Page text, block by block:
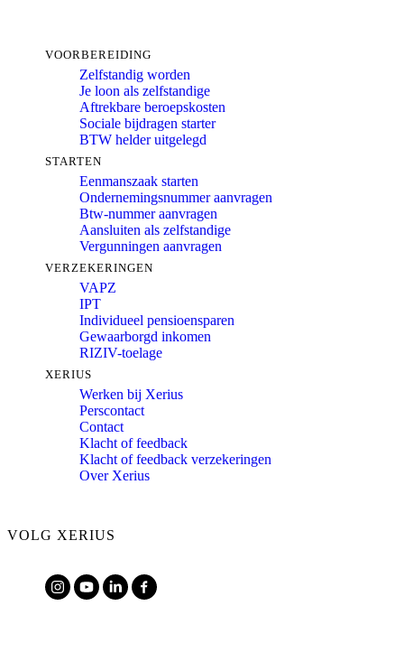
VOORBEREIDING
Zelfstandig worden
Je loon als zelfstandige
Aftrekbare beroepskosten
Sociale bijdragen starter
BTW helder uitgelegd
STARTEN
Eenmanszaak starten
Ondernemingsnummer aanvragen
Btw-nummer aanvragen
Aansluiten als zelfstandige
Vergunningen aanvragen
VERZEKERINGEN
VAPZ
IPT
Individueel pensioensparen
Gewaarborgd inkomen
RIZIV-toelage
XERIUS
Werken bij Xerius
Perscontact
Contact
Klacht of feedback
Klacht of feedback verzekeringen
Over Xerius
VOLG XERIUS